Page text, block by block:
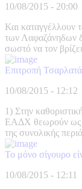
10/08/2015 - 20:00
Και
των Λαφαζάνηδων
σωστό να τον
Επιτροπή
10/08/2015 - 12:12
1) Στην
ΕΑΔΧ θεωρούν ως
της συνολικής
Το μόνο σίγουρο
10/08/2015 - 12:11